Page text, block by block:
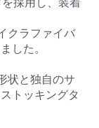
採用し、装着
クラファイバ
した。
状と独自のサ
トッキングタ